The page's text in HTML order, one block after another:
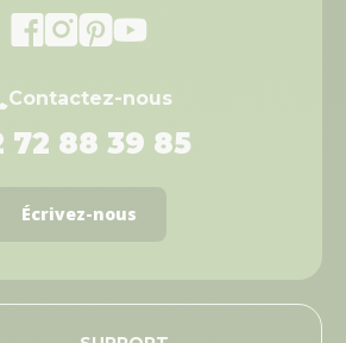
Contactez-nous
72 88 39 85
Écrivez-nous